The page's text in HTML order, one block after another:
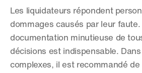
Les liquidateurs répondent
dommages causés par leur faute.
documentation minutieuse de
décisions est indispensable.
complexes, il est recommandé